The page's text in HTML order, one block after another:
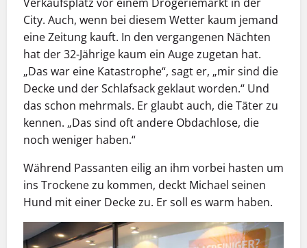
City. Auch, wenn bei diesem Wetter kaum jemand
eine Zeitung kauft. In den vergangenen Nächten
hat der 32-Jährige kaum ein Auge zugetan hat.
„Das war eine Katastrophe“, sagt er, „mir sind die
Decke und der Schlafsack geklaut worden.“ Und
das schon mehrmals. Er glaubt auch, die Täter zu
kennen. „Das sind oft andere Obdachlose, die
noch weniger haben.“
Während Passanten eilig an ihm vorbei hasten um
ins Trockene zu kommen, deckt Michael seinen
Hund mit einer Decke zu. Er soll es warm haben.